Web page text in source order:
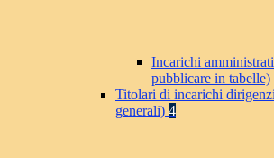
Incarichi
pubblicare in tabelle)
Titolari di incarichi
generali) 4